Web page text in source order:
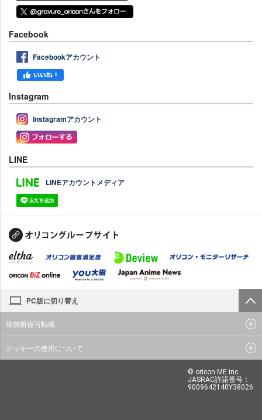
Facebook
Facebookアカウント
Instagram
Instagramアカウント
LINE
LINEアカウントメディア
PC版に切り替え
禁無断複写転載
クッキーの使用について
© oricon ME inc.
JASRAC許諾番号：
9009642140Y38026